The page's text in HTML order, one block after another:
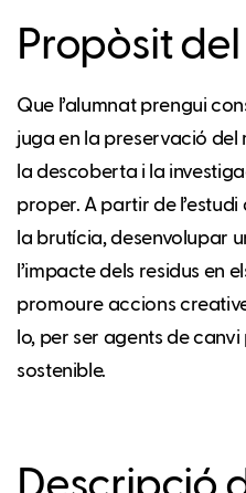
Propòsit
Que l’alumnat prengui
juga en la preservació del
la descoberta i la
proper. A partir de
la brutícia, desenvolupar
l’impacte dels residus en
promoure accions
lo, per ser agents de
sostenible.